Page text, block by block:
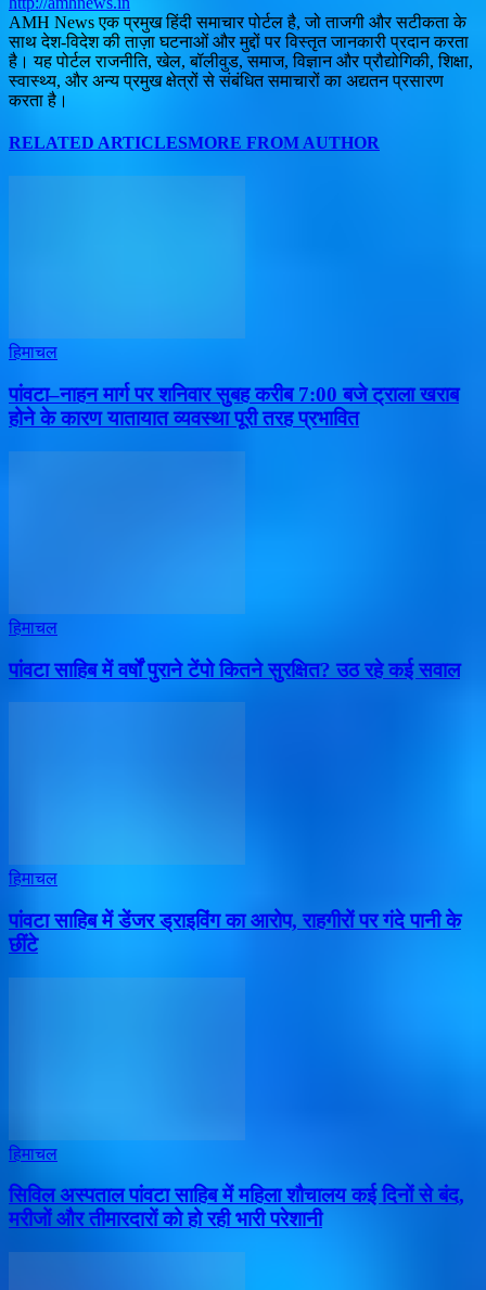
AMH News एक प्रमुख हिंदी समाचार पोर्टल है, जो ताजगी और सटीकता के
साथ देश-विदेश की ताज़ा घटनाओं और मुद्दों पर विस्तृत जानकारी प्रदान करता
है। यह पोर्टल राजनीति, खेल, बॉलीवुड, समाज, विज्ञान और प्रौद्योगिकी, शिक्षा,
स्वास्थ्य, और अन्य प्रमुख क्षेत्रों से संबंधित समाचारों का अद्यतन प्रसारण
करता है।
RELATED ARTICLESMORE FROM AUTHOR
हिमाचल
पांवटा–नाहन मार्ग पर शनिवार सुबह करीब 7:00 बजे ट्राला खराब
होने के कारण यातायात व्यवस्था पूरी तरह प्रभावित
हिमाचल
पांवटा साहिब में वर्षों पुराने टेंपो कितने सुरक्षित? उठ रहे कई सवाल
हिमाचल
पांवटा साहिब में डेंजर ड्राइविंग का आरोप, राहगीरों पर गंदे पानी के
छींटे
हिमाचल
सिविल अस्पताल पांवटा साहिब में महिला शौचालय कई दिनों से बंद,
मरीजों और तीमारदारों को हो रही भारी परेशानी